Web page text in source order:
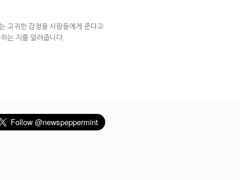
고귀한 감정을 사람들에게 준다고
는 지를 알려줍니다.